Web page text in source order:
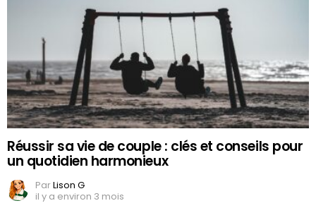
Réussir sa vie de couple : clés et conseils pour
un quotidien harmonieux
ParLison G
il y a environ 3 mois